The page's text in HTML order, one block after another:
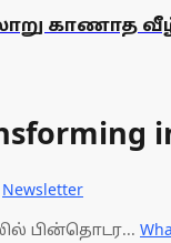
காணாத
Newsletter
பின்தொடர...